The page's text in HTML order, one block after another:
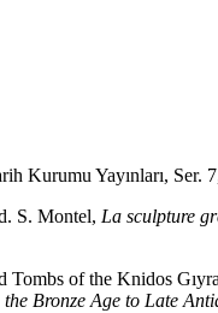
Kurumu Yayınları, Ser.
S. Montel, La sculpture
of the Knidos
Bronze Age to Late